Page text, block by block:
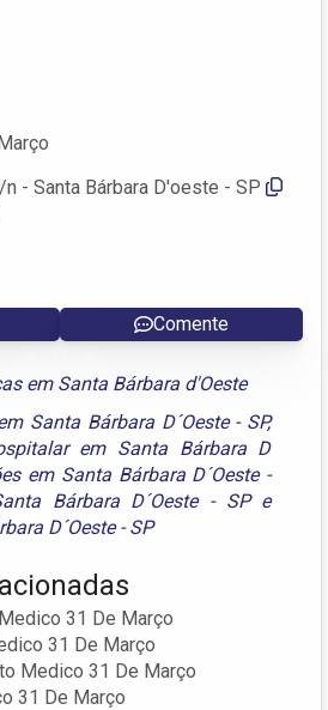
- Santa Bárbara D'oeste - SP
Comente
em Santa Bárbara d'Oeste
Santa Bárbara D´Oeste - SP,
em Santa Bárbara D
em Santa Bárbara D´Oeste -
Bárbara D´Oeste - SPe
D´Oeste - SP
31 De Março
31 De Março
Medico 31 De Março
31 De Março